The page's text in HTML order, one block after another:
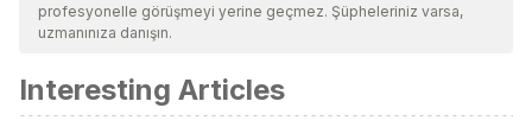
tarafından derinlemesine incelendi. Bu makalenin bibliyografisi
kabul edildi.
Muñoz, A. C.(2014). Padre Verdi: Mujeres verdianas:
profesyonelle görüşmeyi yerine geçmez. Şüpheleriniz varsa,
uzmanınıza danışın.
Interesting Articles